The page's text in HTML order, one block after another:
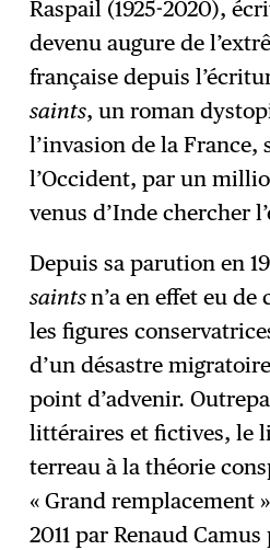
Raspail (1925-2020),
devenu augure de
française depuis
saints, un roman
l’invasion de la France,
l’Occident, par un
venus d’Inde chercher
Depuis sa parution en
saintsn’a en effet eu de
les figures
d’un désastre
point d’advenir.
littéraires et fictives, le
terreau à la théorie
« Grand remplacement
2011 par Renaud